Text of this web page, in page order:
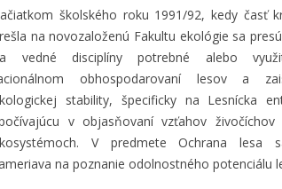
školského roku 1991/92, kedy časť
na novozaloženú Fakultu ekológie sa
vedné disciplíny potrebné alebo
obhospodarovaní lesov a
stability, špecificky na Lesnícka
v objasňovaní vzťahov živočíchov
V predmete Ochrana lesa
na poznanie odolnostného potenciálu